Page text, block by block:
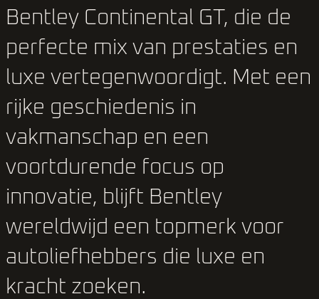
Bentley Continental GT, die de
perfecte mix van prestaties en
luxe vertegenwoordigt. Met een
rijke geschiedenis in
vakmanschap en een
voortdurende focus op
innovatie, blijft Bentley
wereldwijd een topmerk voor
autoliefhebbers die luxe en
kracht zoeken.